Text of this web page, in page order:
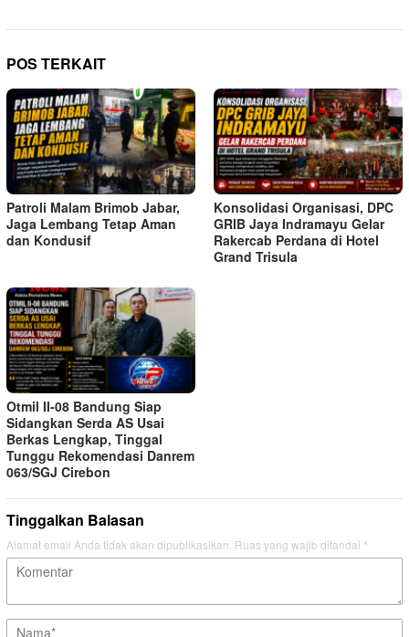
POS TERKAIT
Patroli Malam Brimob Jabar,
Jaga Lembang Tetap Aman
dan Kondusif
Konsolidasi Organisasi, DPC
GRIB Jaya Indramayu Gelar
Rakercab Perdana di Hotel
Grand Trisula
Otmil II-08 Bandung Siap
Sidangkan Serda AS Usai
Berkas Lengkap, Tinggal
Tunggu Rekomendasi Danrem
063/SGJ Cirebon
Tinggalkan Balasan
Alamat email Anda tidak akan dipublikasikan. Ruas yang wajib ditandai *